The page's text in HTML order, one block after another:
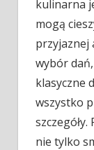
kulinarna
mogą
przyjaznej
wybór
klasyczne
wszystko
nie tylko